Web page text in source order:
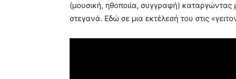
(μουσική, ηθοποιία, συγγραφή) καταργώντας
στεγανά. Εδώ σε μια εκτέλεσή του στις